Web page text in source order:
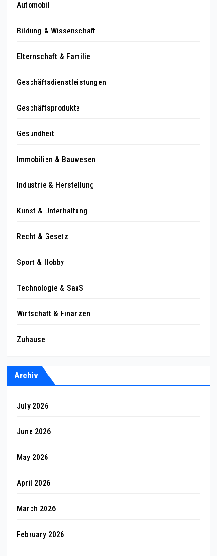
Automobil
Bildung & Wissenschaft
Elternschaft & Familie
Geschäftsdienstleistungen
Geschäftsprodukte
Gesundheit
Immobilien & Bauwesen
Industrie & Herstellung
Kunst & Unterhaltung
Recht & Gesetz
Sport & Hobby
Technologie & SaaS
Wirtschaft & Finanzen
Zuhause
Archiv
July 2026
June 2026
May 2026
April 2026
March 2026
February 2026